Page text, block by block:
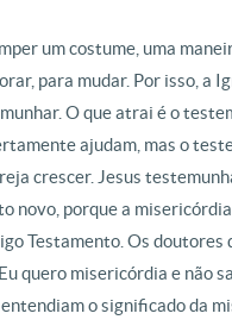
um costume, uma
para mudar. Por isso, a
O que atrai é o
ajudam, mas o
crescer. Jesus
novo, porque a
Testamento. Os doutores
quero misericórdia e não
o significado da